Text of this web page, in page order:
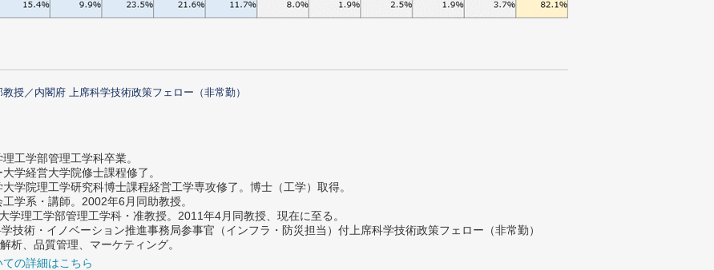
授／内閣府 上席科学技術政策フェロー（非常勤）
工学部管理工学科卒業。
学経営大学院修士課程修了。
学院理工学研究科博士課程経営工学専攻修了。博士（工学）取得。
学系・講師。2002年6月同助教授。
学理工学部管理工学科・准教授。2011年4月同教授、現在に至る。
技術・イノベーション推進事務局参事官（インフラ・防災担当）付上席科学技術政策フェロー（非常勤）
析、品質管理、マーケティング。
の詳細はこちら